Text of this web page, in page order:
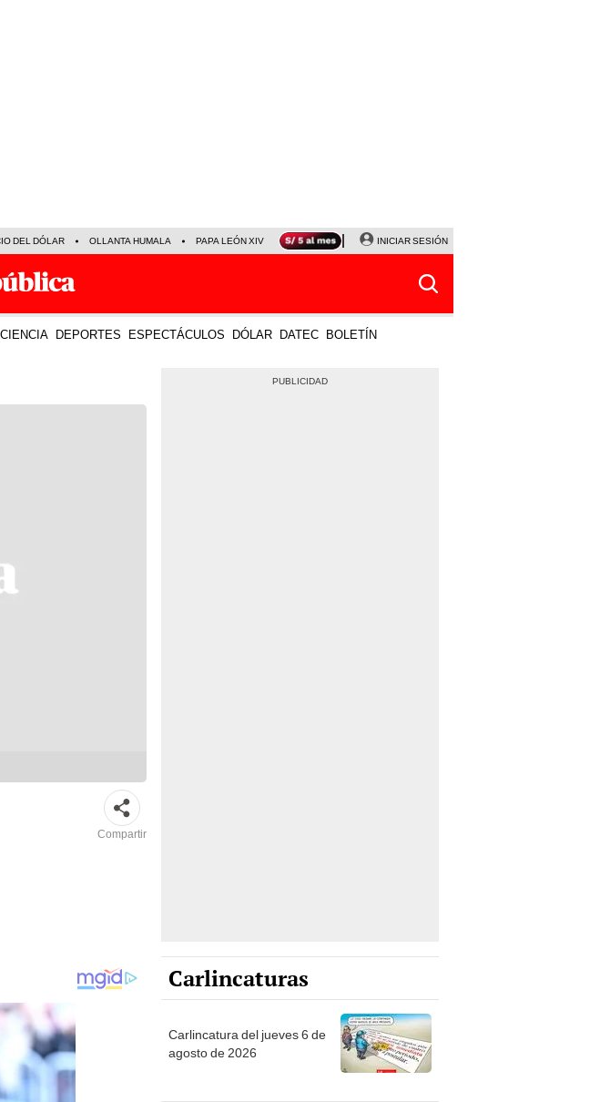
DEL DÓLAR OLLANTA HUMALA PAPA LEÓN XIV NALDY SALDAÑA LA BELLA LUZ
INICIAR SESIÓN
CIENCIA DEPORTES ESPECTÁCULOS DÓLAR DATEC BOLETÍN
Compartir
Carlincaturas
Carlincatura del jueves 6 de
agosto de 2026